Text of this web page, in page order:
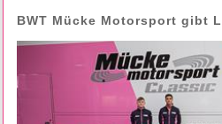
BWT Mücke Motorsport gibt